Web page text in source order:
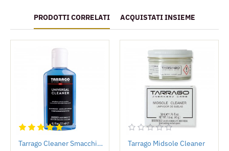
PRODOTTI CORRELATI ACQUISTATI INSIEME
Tarrago Cleaner Smacchiatore Universale Tarrago Midsole Cleaner